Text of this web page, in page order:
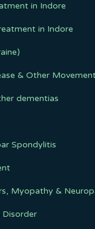
in Indore
in Indore
& Other
dementias
Spondylitis
Myopathy &
Disorder